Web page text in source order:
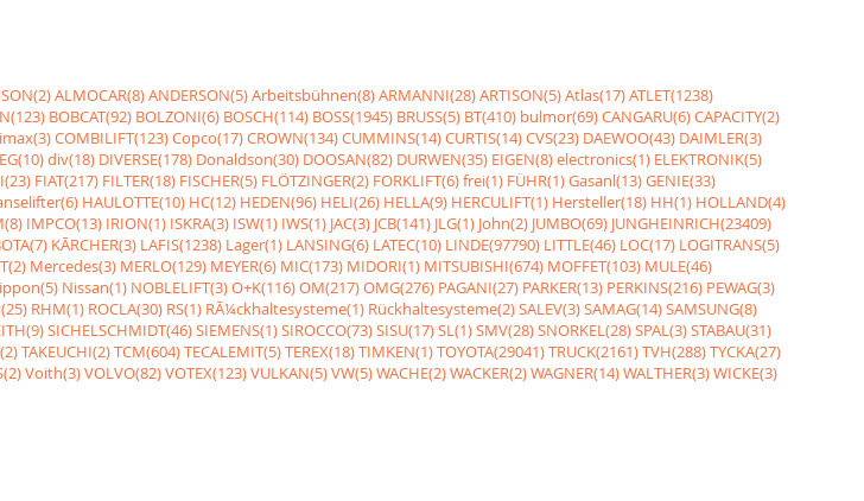
ALMOCAR(8)ANDERSON(5)Arbeitsbühnen(8)ARMANNI(28)ARTISON(5)Atlas(17)ATLET(1238)
BOBCAT(92) BOLZONI(6) BOSCH(114) BOSS(1945) BRUSS(5) BT(410) bulmor(69)CANGARU(6)CAPACITY(2)
COMBILIFT(123)Copco(17)CROWN(134)CUMMINS(14)CURTIS(14)CVS(23) DAEWOO(43) DAIMLER(3)
div(18) DIVERSE(178) Donaldson(30) DOOSAN(82) DURWEN(35) EIGEN(8)electronics(1) ELEKTRONIK(5)
FIAT(217) FILTER(18) FISCHER(5) FLÖTZINGER(2) FORKLIFT(6)frei(1) FÜHR(1)Gasanl(13)GENIE(33)
HAULOTTE(10) HC(12) HEDEN(96) HELI(26) HELLA(9) HERCULIFT(1) Hersteller(18) HH(1) HOLLAND(4)
IMPCO(13) IRION(1) ISKRA(3) ISW(1) IWS(1) JAC(3) JCB(141) JLG(1) John(2) JUMBO(69) JUNGHEINRICH(23409)
KÃRCHER(3) LAFIS(1238) Lager(1) LANSING(6) LATEC(10) LINDE(97790) LITTLE(46) LOC(17) LOGITRANS(5)
Mercedes(3) MERLO(129) MEYER(6) MIC(173) MIDORI(1) MITSUBISHI(674) MOFFET(103) MULE(46)
Nissan(1) NOBLELIFT(3)O+K(116)OM(217)OMG(276) PAGANI(27) PARKER(13) PERKINS(216) PEWAG(3)
RHM(1) ROCLA(30) RS(1) RÃ¼ckhaltesysteme(1) Rückhaltesysteme(2)SALEV(3)SAMAG(14)SAMSUNG(8)
SICHELSCHMIDT(46)SIEMENS(1)SIROCCO(73)SISU(17)SL(1)SMV(28)SNORKEL(28)SPAL(3)STABAU(31)
TAKEUCHI(2)TCM(604)TECALEMIT(5)TEREX(18)TIMKEN(1)TOYOTA(29041)TRUCK(2161)TVH(288)TYCKA(27)
Voith(3)VOLVO(82)VOTEX(123)VULKAN(5)VW(5)WACHE(2)WACKER(2)WAGNER(14)WALTHER(3)WICKE(3)